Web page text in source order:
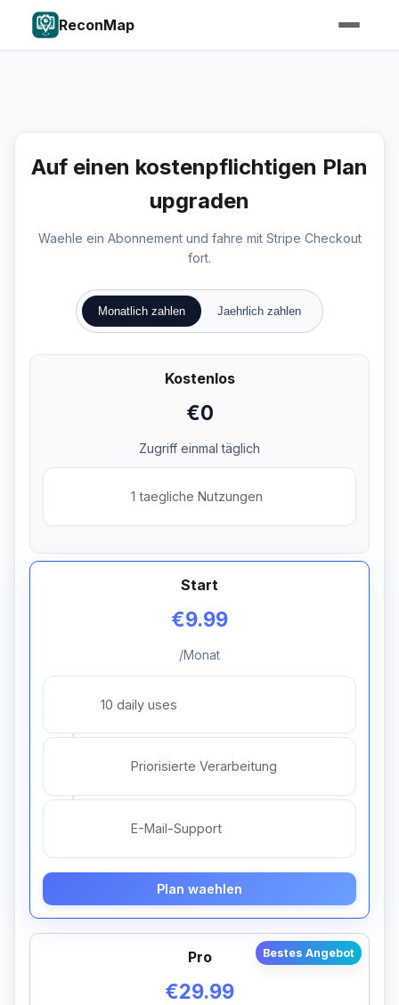
ReconMap
Auf einen kostenpflichtigen Plan
upgraden
Waehle ein Abonnement und fahre mit Stripe Checkout
fort.
Monatlich zahlen Jaehrlich zahlen
Kostenlos
€0
Zugriff einmal täglich
1 taegliche Nutzungen
Start
€9.99
/Monat
10 daily uses
Priorisierte Verarbeitung
E-Mail-Support
Plan waehlen
Pro
€29.99
Bestes Angebot